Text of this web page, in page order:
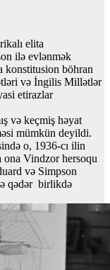
elita
ilə evlənmək
konstitusion böhran
və İngilis Millətlər
etirazlar
və keçmiş həyat
mümkün deyildi.
o, 1936-cı ilin
ona Vindzor hersoqu
və Simpson
qədər birlikdə